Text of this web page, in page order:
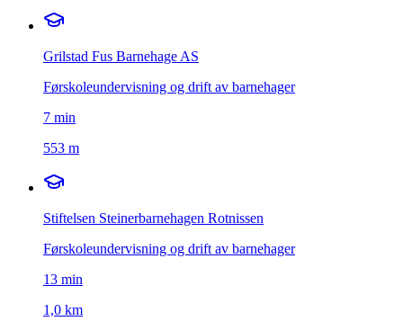
Grilstad Fus Barnehage AS
Førskoleundervisning og drift av barnehager
7 min
553 m
Stiftelsen Steinerbarnehagen Rotnissen
Førskoleundervisning og drift av barnehager
13 min
1,0 km